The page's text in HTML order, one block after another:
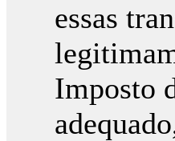
essas
Imposto